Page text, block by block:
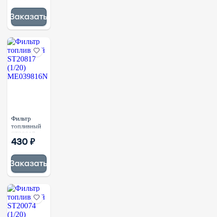
5303743
Заказать
Фильтр
топливный
ST20817
(1/20)
430 ₽
Заказать